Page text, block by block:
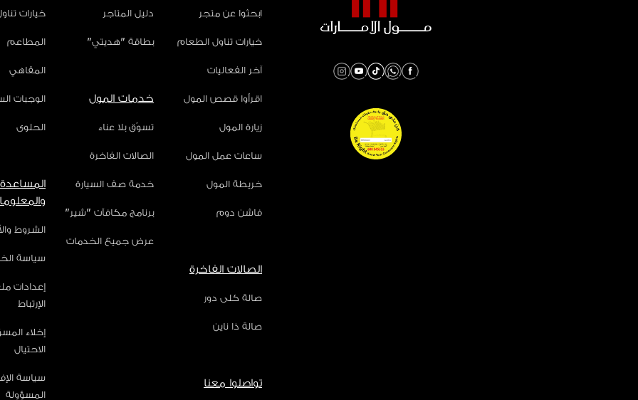
ابحثوا عن متجر
خيارات تناول الطعام
آخر الفعاليات
اقرأوا قصص المول
زيارة المول
ساعات عمل المول
خريطة المول
فاشن دوم
الصالات الفاخرة
صالة كلى دور
صالة ذا ناين
تواصلوا معنا
دليل المتاجر
بطاقة "هديتي"
خدمات المول
تسوّق بلا عناء
الصالات الفاخرة
خدمة صف السيارة
برنامج مكافآت "شير"
عرض جميع الخدمات
خيارات
المطاعم
المقاهي
الوجبات
الحلوى
المساعدة
الشروط
سياسة
إعدادات
الإرتباط
إخلاء
الاحتيال
سياسة
المسؤولة